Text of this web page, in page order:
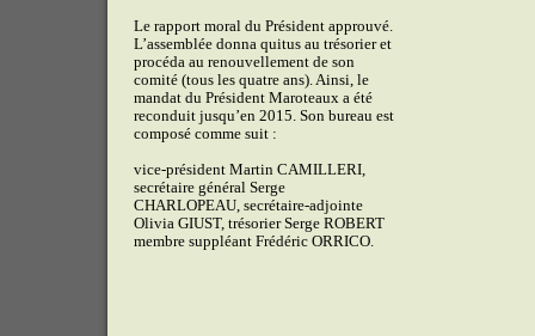
Le rapport moral du Président approuvé.
L’assemblée donna quitus au trésorier et
procéda au renouvellement de son
comité (tous les quatre ans). Ainsi, le
mandat du Président Maroteaux a été
reconduit jusqu’en 2015. Son bureau est
composé comme suit :
vice-président Martin CAMILLERI,
secrétaire général Serge
CHARLOPEAU, secrétaire-adjointe
Olivia GIUST, trésorier Serge ROBERT
membre suppléant Frédéric ORRICO.